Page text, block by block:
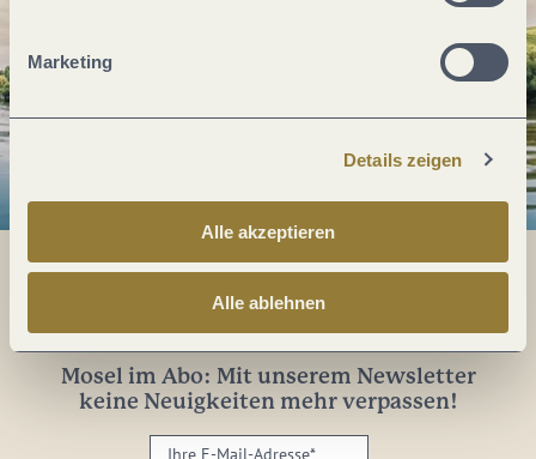
Marketing
Details zeigen
Alle akzeptieren
Alle ablehnen
Alles im Fluss...
Mosel im Abo: Mit unserem Newsletter
keine Neuigkeiten mehr verpassen!
Ihre